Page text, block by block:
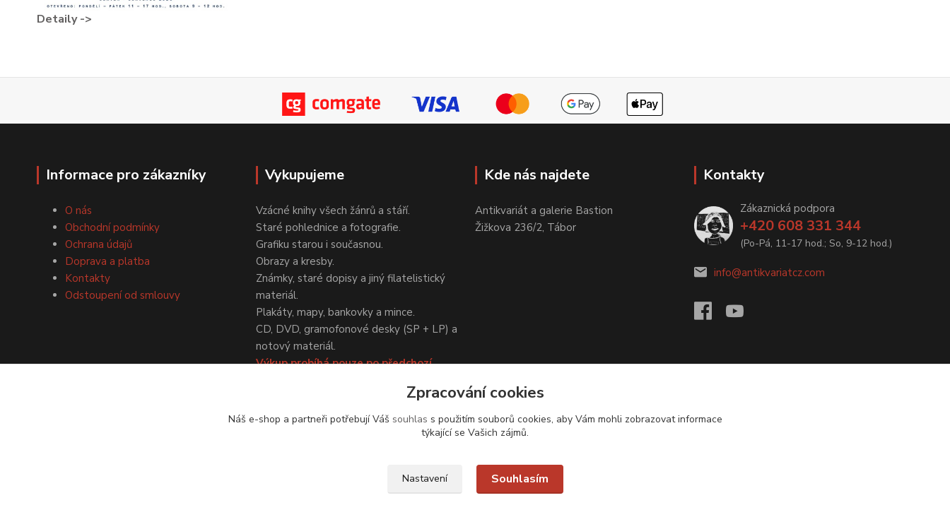
Detaily ->
Informace pro zákazníky
O nás
Obchodní podmínky
Ochrana údajů
Doprava a platba
Kontakty
Odstoupení od smlouvy
Vykupujeme
Vzácné knihy všech žánrů a stáří.
Staré pohlednice a fotografie.
Grafiku starou i současnou.
Obrazy a kresby.
Známky, staré dopisy a jiný filatelistický
materiál.
Plakáty, mapy, bankovky a mince.
CD, DVD, gramofonové desky (SP + LP) a
notový materiál.
Výkup probíhá pouze po předchozí
Kde nás najdete
Antikvariát a galerie Bastion
Žižkova 236/2, Tábor
Kontakty
Zákaznická podpora
+420 608 331 344
(Po-Pá, 11-17 hod.; So, 9-12 hod.)
info@antikvariatcz.com
Upravit sběr cookies.
Zpracování cookies
Náš e-shop a partneři potřebují Váš souhlas s použitím souborů cookies, aby Vám mohli zobrazovat informace
týkající se Vašich zájmů.
Nastavení Souhlasím